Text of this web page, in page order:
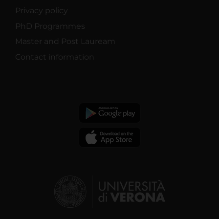
Privacy policy
PhD Programmes
Master and Post Lauream
Contact information